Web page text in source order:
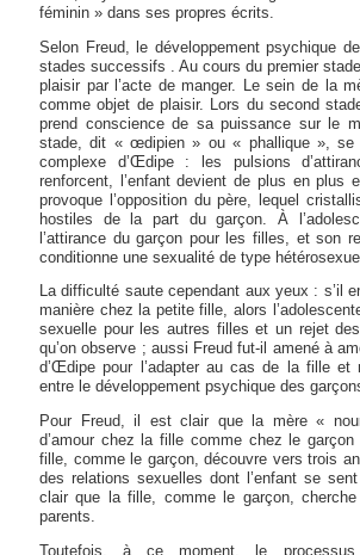
féminin » dans ses propres écrits.
Selon Freud, le développement psychique
stades successifs . Au cours du premier
plaisir par l’acte de manger. Le sein de la
comme objet de plaisir. Lors du second
prend conscience de sa puissance sur le
stade, dit « œdipien » ou « phallique », se
complexe d’Œdipe : les pulsions
renforcent, l’enfant devient de plus en plus
provoque l’opposition du père, lequel
hostiles de la part du garçon. À
l’attirance du garçon pour les filles, et son
conditionne une sexualité de type
La difficulté saute cependant aux yeux : s’il
manière chez la petite fille, alors
sexuelle pour les autres filles et un rejet
qu’on observe ; aussi Freud fut-il amené à
d’Œdipe pour l’adapter au cas de la fille et
entre le développement psychique des
Pour Freud, il est clair que la mère «
d’amour chez la fille comme chez le
fille, comme le garçon, découvre vers trois
des relations sexuelles dont l’enfant se
clair que la fille, comme le garçon,
parents.
Toutefois, à ce moment, le